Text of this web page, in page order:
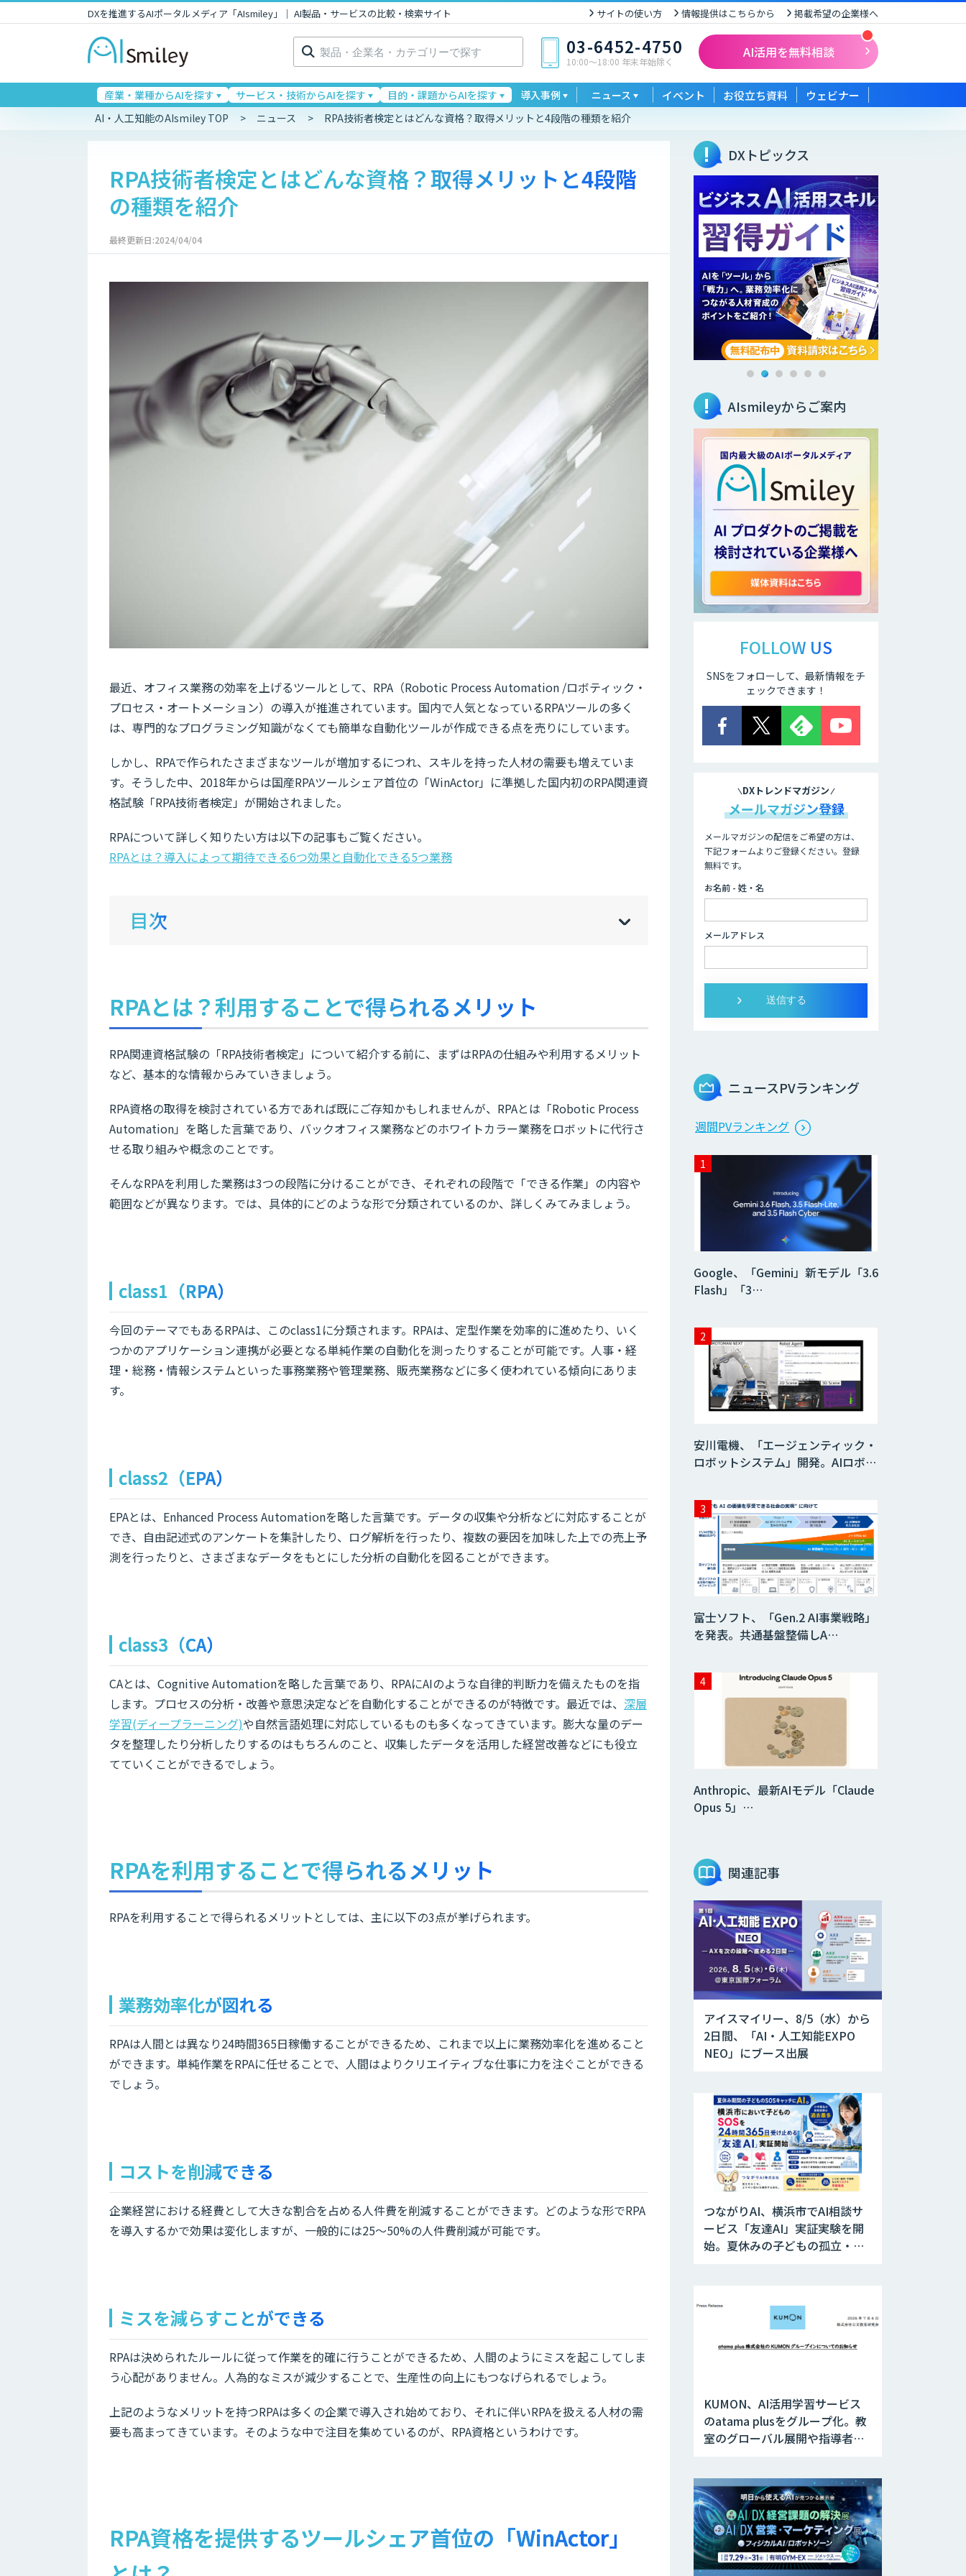
DXを推進するAIポータルメディア「AIsmiley」｜ AI製品・サービスの比較・検索サイト サイトの使い方 情報提供はこちらから 掲載希望の企業様へ
検
索: 03-6452-4750
10:00〜18:00 年末年始除く
AI活用を無料相談
産業・業種からAIを探す サービス・技術からAIを探す 目的・課題からAIを探す 導入事例 ニュース イベント お役立ち資料 ウェビナー
AI・人工知能のAIsmiley TOP ニュース RPA技術者検定とはどんな資格？取得メリットと4段階の種類を紹介
RPA技術者検定とはどんな資格？取得メリットと4段階
の種類を紹介
最終更新日:2024/04/04
最近、オフィス業務の効率を上げるツールとして、RPA（Robotic Process Automation /ロボティック・
プロセス・オートメーション）の導入が推進されています。国内で人気となっているRPAツールの多く
は、専門的なプログラミング知識がなくても簡単な自動化ツールが作成できる点を売りにしています。
しかし、RPAで作られたさまざまなツールが増加するにつれ、スキルを持った人材の需要も増えていま
す。そうした中、2018年からは国産RPAツールシェア首位の「WinActor」に準拠した国内初のRPA関連資
格試験「RPA技術者検定」が開始されました。
RPAについて詳しく知りたい方は以下の記事もご覧ください。
RPAとは？導入によって期待できる6つ効果と自動化できる5つ業務
目次 [hi
]
[sh
]
RPAとは？利用することで得られるメリット
RPA関連資格試験の「RPA技術者検定」について紹介する前に、まずはRPAの仕組みや利用するメリット
など、基本的な情報からみていきましょう。
RPA資格の取得を検討されている方であれば既にご存知かもしれませんが、RPAとは「Robotic Process
Automation」を略した言葉であり、バックオフィス業務などのホワイトカラー業務をロボットに代行さ
せる取り組みや概念のことです。
そんなRPAを利用した業務は3つの段階に分けることができ、それぞれの段階で「できる作業」の内容や
範囲などが異なります。では、具体的にどのような形で分類されているのか、詳しくみてみましょう。
class1（RPA）
今回のテーマでもあるRPAは、このclass1に分類されます。RPAは、定型作業を効率的に進めたり、いく
つかのアプリケーション連携が必要となる単純作業の自動化を測ったりすることが可能です。人事・経
理・総務・情報システムといった事務業務や管理業務、販売業務などに多く使われている傾向にありま
す。
class2（EPA）
EPAとは、Enhanced Process Automationを略した言葉です。データの収集や分析などに対応することが
でき、自由記述式のアンケートを集計したり、ログ解析を行ったり、複数の要因を加味した上での売上予
測を行ったりと、さまざまなデータをもとにした分析の自動化を図ることができます。
class3（CA）
CAとは、Cognitive Automationを略した言葉であり、RPAにAIのような自律的判断力を備えたものを指
します。プロセスの分析・改善や意思決定などを自動化することができるのが特徴です。最近では、 深層
学習(ディープラーニング)や自然言語処理に対応しているものも多くなってきています。膨大な量のデー
タを整理したり分析したりするのはもちろんのこと、収集したデータを活用した経営改善などにも役立
てていくことができるでしょう。
RPAを利用することで得られるメリット
RPAを利用することで得られるメリットとしては、主に以下の3点が挙げられます。
業務効率化が図れる
RPAは人間とは異なり24時間365日稼働することができるため、これまで以上に業務効率化を進めること
ができます。単純作業をRPAに任せることで、人間はよりクリエイティブな仕事に力を注ぐことができる
でしょう。
コストを削減できる
企業経営における経費として大きな割合を占める人件費を削減することができます。どのような形でRPA
を導入するかで効果は変化しますが、一般的には25〜50%の人件費削減が可能です。
ミスを減らすことができる
RPAは決められたルールに従って作業を的確に行うことができるため、人間のようにミスを起こしてしま
う心配がありません。人為的なミスが減少することで、生産性の向上にもつなげられるでしょう。
上記のようなメリットを持つRPAは多くの企業で導入され始めており、それに伴いRPAを扱える人材の需
要も高まってきています。そのような中で注目を集めているのが、RPA資格というわけです。
RPA資格を提供するツールシェア首位の「WinActor」
DXトピックス
AIsmileyからご案内
FOLLOW US
SNSをフォローして、最新情報をチ
ェックできます！
DXトレンドマガジン
メールマガジン登録
メールマガジンの配信をご希望の方は、
下記フォームよりご登録ください。登録
無料です。
お名前 - 姓・名
メールアドレス
ニュースPVランキング
週間PVランキング
Google、「Gemini」新モデル「3.6
Flash」「3…
安川電機、「エージェンティック・
ロボットシステム」開発。AIロボ…
富士ソフト、「Gen.2 AI事業戦略」
を発表。共通基盤整備しA…
Anthropic、最新AIモデル「Claude
Opus 5」…
関連記事
アイスマイリー、8/5（水）から
2日間、「AI・人工知能EXPO
NEO」にブース出展
つながりAI、横浜市でAI相談サ
ービス「友達AI」実証実験を開
始。夏休みの子どもの孤立・
KUMON、AI活用学習サービス
のatama plusをグループ化。教
室のグローバル展開や指導者支